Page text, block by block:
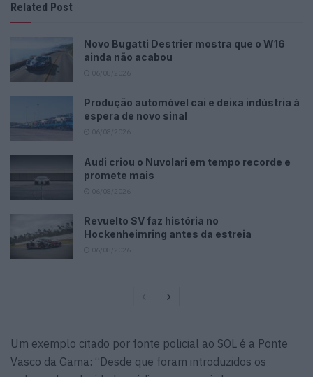
Related Post
Novo Bugatti Destrier mostra que o W16
ainda não acabou
Produção automóvel cai e deixa indústria à
espera de novo sinal
Audi criou o Nuvolari em tempo recorde e
promete mais
Revuelto SV faz história no
Hockenheimring antes da estreia
Um exemplo citado por fonte policial ao SOL é a Ponte
Vasco da Gama: “Desde que foram introduzidos os